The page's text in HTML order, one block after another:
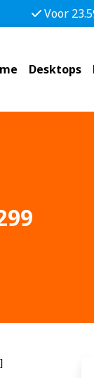
Voor
Desktops